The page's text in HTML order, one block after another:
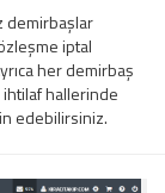
demirbaşlar
iptal
her demirbaş
hallerinde
edebilirsiniz.